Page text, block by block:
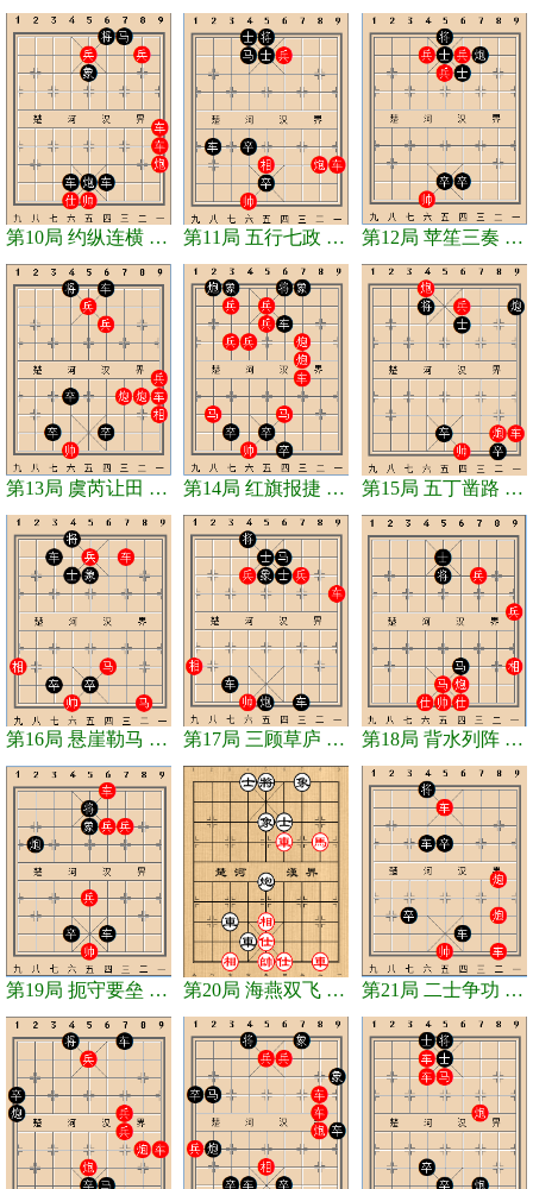
第10局 约纵连横 和棋 第11局 五行七政 和棋 第12局 苹笙三奏 和棋
第13局 虞芮让田 和棋 第14局 红旗报捷 和棋 第15局 五丁凿路 和棋
第16局 悬崖勒马 和棋 第17局 三顾草庐 和棋 第18局 背水列阵 和棋
第19局 扼守要垒 和棋 第20局 海燕双飞 和棋 第21局 二士争功 和棋